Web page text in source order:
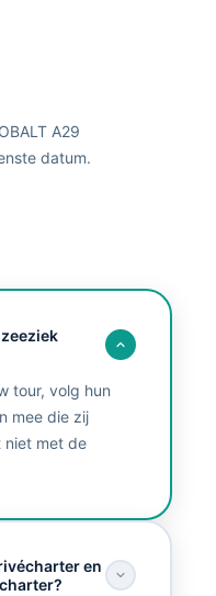
A29
datum.
tour, volg hun
mee die zij
niet met de
en